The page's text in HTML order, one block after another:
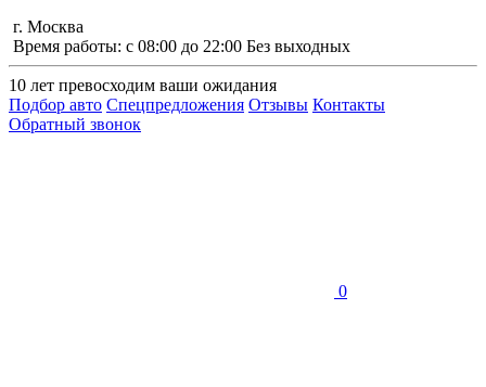
г. Москва
Время работы: с 08:00 до 22:00 Без выходных
10 лет превосходим ваши ожидания
Подбор авто Спецпредложения Отзывы Контакты
Обратный звонок
0